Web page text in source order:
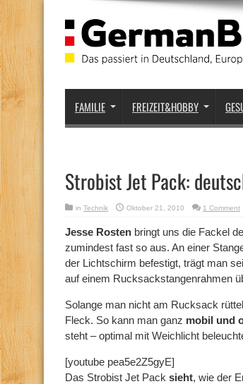
FAMILIE FREIZEIT&HOBBY
Strobist Jet Pack:
in Technik Oktober 21, 2010 1 Comment
Jesse Rosten bringt uns die Fackel
zumindest fast so aus. An einer
der Lichtschirm befestigt, trägt man
auf einem Rucksackstangenrahmen
Solange man nicht am Rucksack
Fleck. So kann man ganz mobil und
steht – optimal mit Weichlicht
[youtube pea5e2Z5gyE]
Das Strobist Jet Pack sieht, wie der